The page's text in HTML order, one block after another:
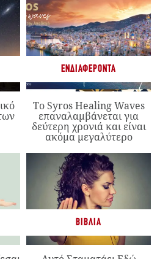
ΕΝΔΙΑΦΈΡΟΝΤΑ
Το Syros Healing Waves
επαναλαμβάνεται για
δεύτερη χρονιά και είναι
ακόμα μεγαλύτερο
ΒΙΒΛΊΑ